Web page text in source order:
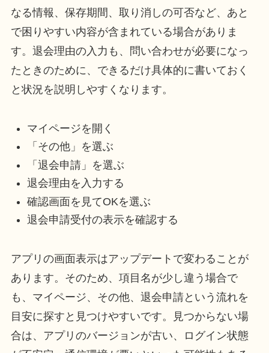
なる情報、保存期間、取り消しの可否など、あと
で困りやすい内容が含まれている場合がありま
す。退会理由の入力も、問い合わせが必要になっ
たときのために、できるだけ具体的に書いておく
と状況を説明しやすくなります。
マイページを開く
「その他」を選ぶ
「退会申請」を選ぶ
退会理由を入力する
確認画面を見てOKを選ぶ
退会申請受付の表示を確認する
アプリの画面表示はアップデートで変わることが
あります。そのため、項目名が少し違う場合で
も、マイページ、その他、退会申請という流れを
目安に探すと見つけやすいです。見つからない場
合は、アプリのバージョンが古い、ログイン状態